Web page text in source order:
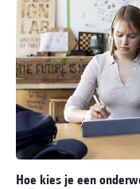
Hoe kies je een